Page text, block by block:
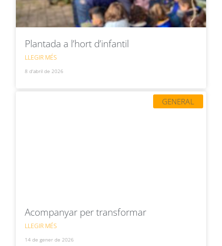
Plantada a l’hort d’infantil
LLEGIR MÉS
8 d'abril de 2026
GENERAL
Acompanyar per transformar
LLEGIR MÉS
14 de gener de 2026